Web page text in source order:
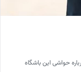
حواشی این باشگاه